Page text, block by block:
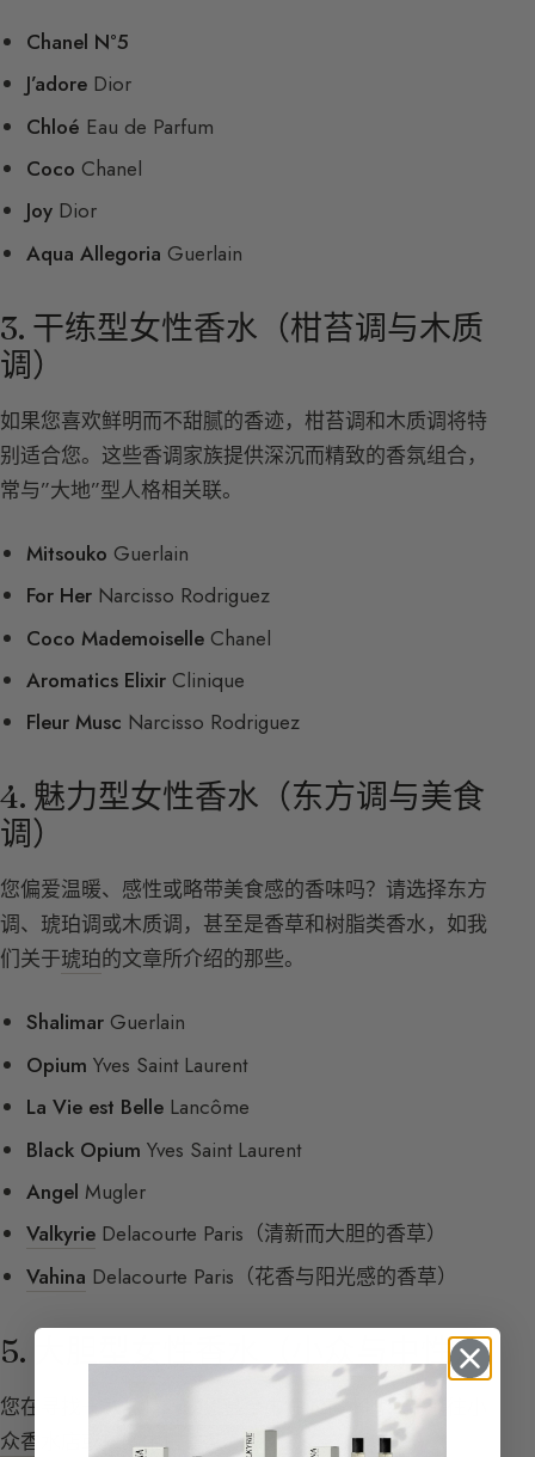
Chanel N°5
J’adore Dior
Chloé Eau de Parfum
Coco Chanel
Joy Dior
Aqua Allegoria Guerlain
3. 干练型女性香水（柑苔调与木质
调）
如果您喜欢鲜明而不甜腻的香迹，柑苔调和木质调将特
别适合您。这些香调家族提供深沉而精致的香氛组合，
常与”大地”型人格相关联。
Mitsouko Guerlain
For Her Narcisso Rodriguez
Coco Mademoiselle Chanel
Aromatics Elixir Clinique
Fleur Musc Narcisso Rodriguez
4. 魅力型女性香水（东方调与美食
调）
您偏爱温暖、感性或略带美食感的香味吗？请选择东方
调、琥珀调或木质调，甚至是香草和树脂类香水，如我
们关于琥珀的文章所介绍的那些。
Shalimar Guerlain
Opium Yves Saint Laurent
La Vie est Belle Lancôme
Black Opium Yves Saint Laurent
Angel Mugler
Valkyrie Delacourte Paris（清新而大胆的香草）
Vahina Delacourte Paris（花香与阳光感的香草）
5. 大胆型女性香水（小众与中性）
您在寻找一款独特、少见甚至中性的香水吗？请前往
众香水店
或探索中性香氛。